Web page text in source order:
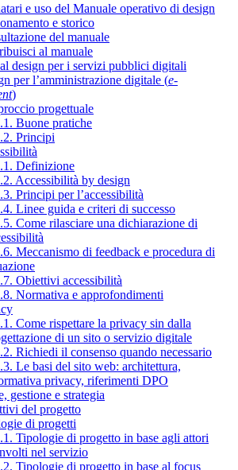
e uso del Manuale operativo di design
e storico
del manuale
al manuale
design per i servizi pubblici digitali
per l’amministrazione digitale (e-
)
progettuale
Buone pratiche
Principi
Definizione
Accessibilità by design
Principi per l’accessibilità
Linee guida e criteri di successo
Come rilasciare una dichiarazione di
Meccanismo di feedback e procedura di
Obiettivi accessibilità
Normativa e approfondimenti
Come rispettare la privacy sin dalla
di un sito o servizio digitale
Richiedi il consenso quando necessario
Le basi del sito web: architettura,
privacy, riferimenti DPO
gestione e strategia
del progetto
di progetti
Tipologie di progetto in base agli attori
nel servizio
Tipologie di progetto in base al focus